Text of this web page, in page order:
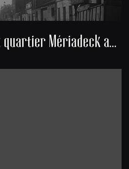
Les rues du vieux quartier Mériadeck avant sa démolition